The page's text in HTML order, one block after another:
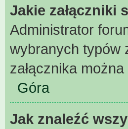
Jakie załączniki
Administrator
wybranych typów
załącznika
Góra
Jak znaleźć